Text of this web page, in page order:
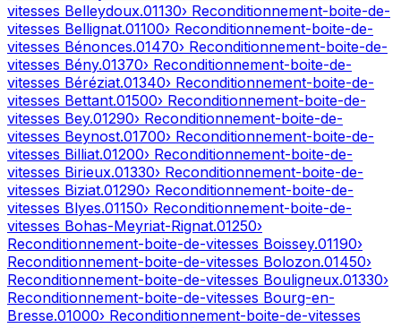
vitesses Belleydoux.01130› Reconditionnement-boite-de-
vitesses Bellignat.01100› Reconditionnement-boite-de-
vitesses Bénonces.01470› Reconditionnement-boite-de-
vitesses Bény.01370› Reconditionnement-boite-de-
vitesses Béréziat.01340› Reconditionnement-boite-de-
vitesses Bettant.01500› Reconditionnement-boite-de-
vitesses Bey.01290› Reconditionnement-boite-de-
vitesses Beynost.01700› Reconditionnement-boite-de-
vitesses Billiat.01200› Reconditionnement-boite-de-
vitesses Birieux.01330› Reconditionnement-boite-de-
vitesses Biziat.01290› Reconditionnement-boite-de-
vitesses Blyes.01150› Reconditionnement-boite-de-
vitesses Bohas-Meyriat-Rignat.01250›
Reconditionnement-boite-de-vitesses Boissey.01190›
Reconditionnement-boite-de-vitesses Bolozon.01450›
Reconditionnement-boite-de-vitesses Bouligneux.01330›
Reconditionnement-boite-de-vitesses Bourg-en-
Bresse.01000› Reconditionnement-boite-de-vitesses